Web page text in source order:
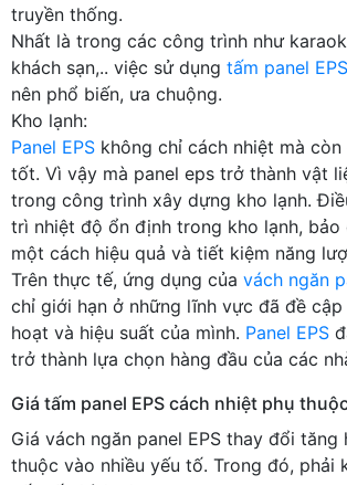
truyền thống.
Nhất là trong các công trình như
khách sạn,.. việc sử dụng tấm panel EPS
nên phổ biến, ưa chuộng.
Kho lạnh:
Panel EPS không chỉ cách nhiệt mà
tốt. Vì vậy mà panel eps trở thành vật
trong công trình xây dựng kho lạnh.
trì nhiệt độ ổn định trong kho lạnh, bảo
một cách hiệu quả và tiết kiệm năng
Trên thực tế, ứng dụng của vách ngăn
chỉ giới hạn ở những lĩnh vực đã đề
hoạt và hiệu suất của mình. Panel EPS
trở thành lựa chọn hàng đầu của các
Giá tấm panel EPS cách nhiệt phụ
Giá vách ngăn panel EPS thay đổi tăng
thuộc vào nhiều yếu tố. Trong đó, phải